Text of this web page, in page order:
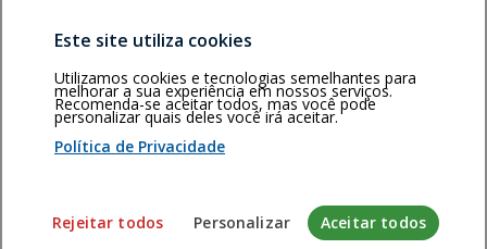
Área restritaPolítica de
privacidadePersonalização
de cookies
Sistema desenvolvido pela Gerência de Tecnologia da
Este site utiliza cookies
Utilizamos cookies e tecnologias semelhantes para
melhorar a sua experiência em nossos serviços.
Recomenda-se aceitar todos, mas você pode
personalizar quais deles você irá aceitar.
Política de Privacidade
Rejeitar todos Personalizar Aceitar todos